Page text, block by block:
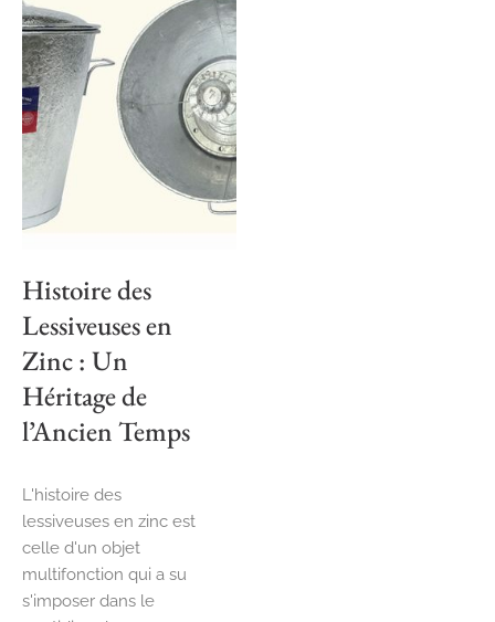
Histoire des
Lessiveuses en
Zinc : Un
Héritage de
l’Ancien Temps
L'histoire des
lessiveuses en zinc est
celle d'un objet
multifonction qui a su
s'imposer dans le